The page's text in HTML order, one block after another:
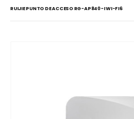
RUIJIE PUNTO DE ACCESO RG-AP840-I WI-FI6